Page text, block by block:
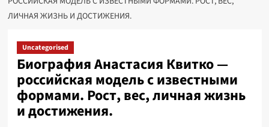
ЛИЧНАЯ ЖИЗНЬ И ДОСТИЖЕНИЯ.
Uncategorised
Биография Анастасия Квитко —
российская модель с известными
формами. Рост, вес, личная жизнь
и достижения.